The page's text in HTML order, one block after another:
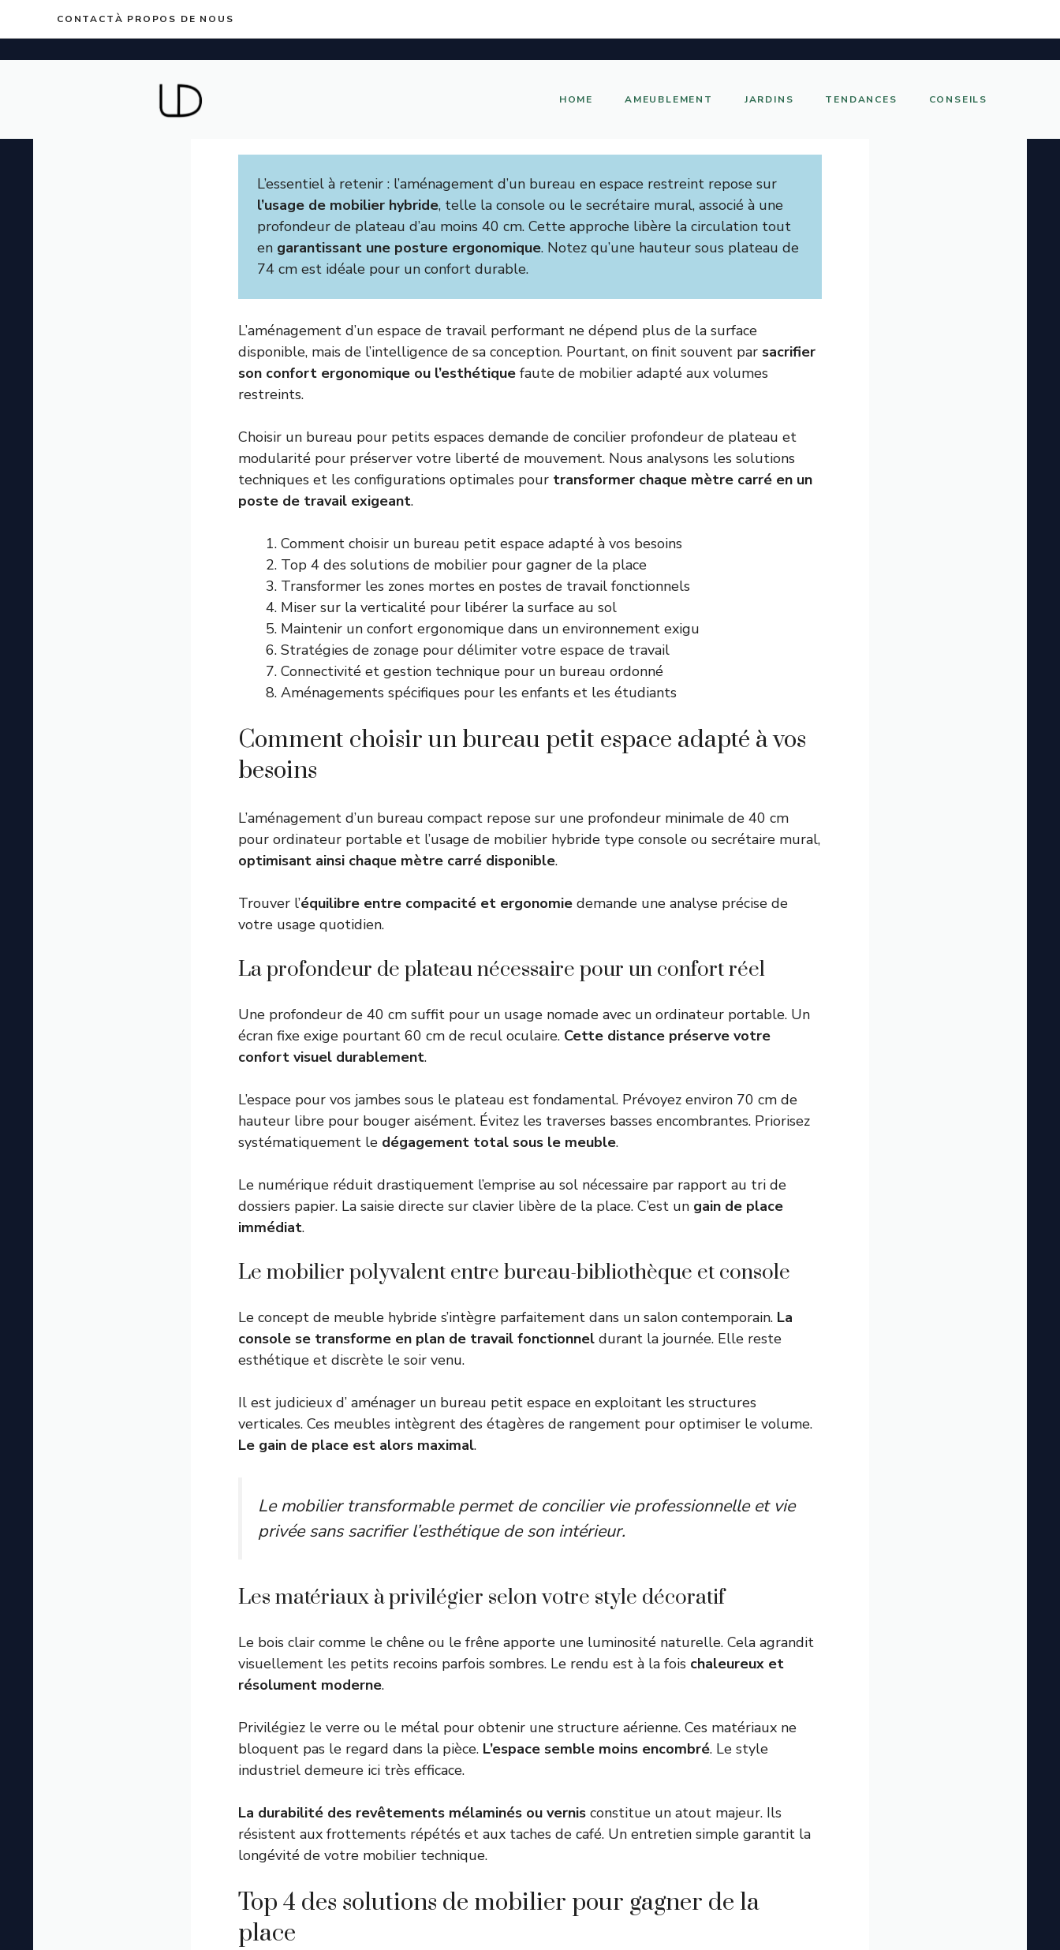
CONTACTÀ PROPOS DE NOUS
HOME AMEUBLEMENT JARDINS TENDANCES CONSEILS
L’essentiel à retenir : l’aménagement d’un bureau en espace restreint repose sur
l’usage de mobilier hybride, telle la console ou le secrétaire mural, associé à une
profondeur de plateau d’au moins 40 cm. Cette approche libère la circulation tout
en garantissant une posture ergonomique. Notez qu’une hauteur sous plateau de
74 cm est idéale pour un confort durable.
L’aménagement d’un espace de travail performant ne dépend plus de la surface
disponible, mais de l’intelligence de sa conception. Pourtant, on finit souvent par sacrifier
son confort ergonomique ou l’esthétique faute de mobilier adapté aux volumes
restreints.
Choisir un bureau pour petits espaces demande de concilier profondeur de plateau et
modularité pour préserver votre liberté de mouvement. Nous analysons les solutions
techniques et les configurations optimales pour transformer chaque mètre carré en un
poste de travail exigeant.
Comment choisir un bureau petit espace adapté à vos besoins
Top 4 des solutions de mobilier pour gagner de la place
Transformer les zones mortes en postes de travail fonctionnels
Miser sur la verticalité pour libérer la surface au sol
Maintenir un confort ergonomique dans un environnement exigu
Stratégies de zonage pour délimiter votre espace de travail
Connectivité et gestion technique pour un bureau ordonné
Aménagements spécifiques pour les enfants et les étudiants
Comment choisir un bureau petit espace adapté à vos
besoins
L’aménagement d’un bureau compact repose sur une profondeur minimale de 40 cm
pour ordinateur portable et l’usage de mobilier hybride type console ou secrétaire mural,
optimisant ainsi chaque mètre carré disponible.
Trouver l’équilibre entre compacité et ergonomie demande une analyse précise de
votre usage quotidien.
La profondeur de plateau nécessaire pour un confort réel
Une profondeur de 40 cm suffit pour un usage nomade avec un ordinateur portable. Un
écran fixe exige pourtant 60 cm de recul oculaire. Cette distance préserve votre
confort visuel durablement.
L’espace pour vos jambes sous le plateau est fondamental. Prévoyez environ 70 cm de
hauteur libre pour bouger aisément. Évitez les traverses basses encombrantes. Priorisez
systématiquement le dégagement total sous le meuble.
Le numérique réduit drastiquement l’emprise au sol nécessaire par rapport au tri de
dossiers papier. La saisie directe sur clavier libère de la place. C’est un gain de place
immédiat.
Le mobilier polyvalent entre bureau-bibliothèque et console
Le concept de meuble hybride s’intègre parfaitement dans un salon contemporain. La
console se transforme en plan de travail fonctionnel durant la journée. Elle reste
esthétique et discrète le soir venu.
Il est judicieux d’ aménager un bureau petit espace en exploitant les structures
verticales. Ces meubles intègrent des étagères de rangement pour optimiser le volume.
Le gain de place est alors maximal.
Le mobilier transformable permet de concilier vie professionnelle et vie
privée sans sacrifier l’esthétique de son intérieur.
Les matériaux à privilégier selon votre style décoratif
Le bois clair comme le chêne ou le frêne apporte une luminosité naturelle. Cela agrandit
visuellement les petits recoins parfois sombres. Le rendu est à la fois chaleureux et
résolument moderne.
Privilégiez le verre ou le métal pour obtenir une structure aérienne. Ces matériaux ne
bloquent pas le regard dans la pièce. L’espace semble moins encombré. Le style
industriel demeure ici très efficace.
La durabilité des revêtements mélaminés ou vernis constitue un atout majeur. Ils
résistent aux frottements répétés et aux taches de café. Un entretien simple garantit la
longévité de votre mobilier technique.
Top 4 des solutions de mobilier pour gagner de la
place